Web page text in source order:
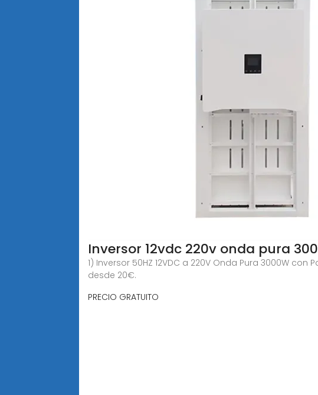
Inversor 12vdc 220v onda pura
1) Inversor 50HZ 12VDC a 220V Onda Pura 3000W
desde 20€.
PRECIO GRATUITO